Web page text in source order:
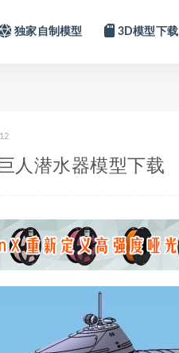
独家自制模型 3D模型下载
人潜水器模型下载